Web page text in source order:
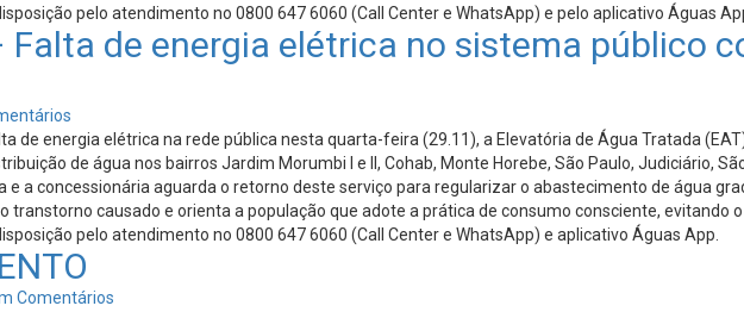
pelo atendimento no 0800 647 6060 (Call Center e WhatsApp) e pelo aplicativo Águas
Falta de energia elétrica no sistema público
de energia elétrica na rede pública nesta quarta-feira (29.11), a Elevatória de Água Tratada
de água nos bairros Jardim Morumbi I e II, Cohab, Monte Horebe, São Paulo, Judiciário,
a concessionária aguarda o retorno deste serviço para regularizar o abastecimento de água
transtorno causado e orienta a população que adote a prática de consumo consciente, evitando o
pelo atendimento no 0800 647 6060 (Call Center e WhatsApp) e aplicativo Águas App.
Comentários